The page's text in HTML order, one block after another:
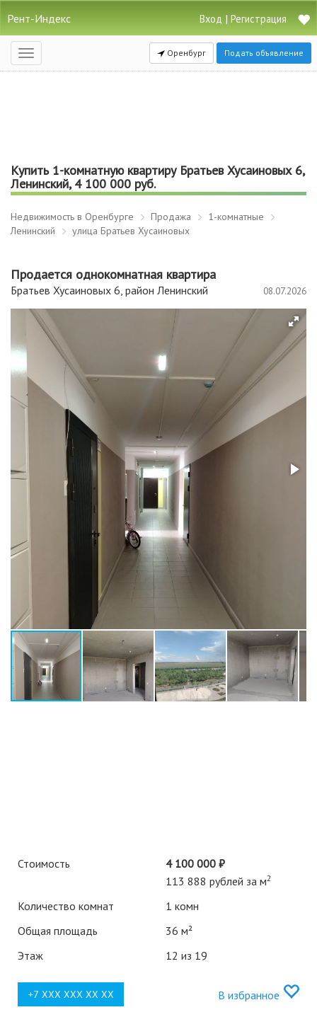
Рент-Индекс Вход | Регистрация
Открыть
навигацию
Оренбург Подать объявление
Купить 1-комнатную квартиру Братьев Хусаиновых 6,
Ленинский, 4 100 000 руб.
Недвижимость в Оренбурге Продажа
1-комнатные
Ленинский
улица Братьев Хусаиновых
Продается однокомнатная квартира
Братьев Хусаиновых 6, район Ленинский 08.07.2026
Стоимость
4 100 000 ₽
113 888 рублей за м2
Количество комнат
1 комн
Общая площадь
36 м²
Этаж
12 из 19
В избранное